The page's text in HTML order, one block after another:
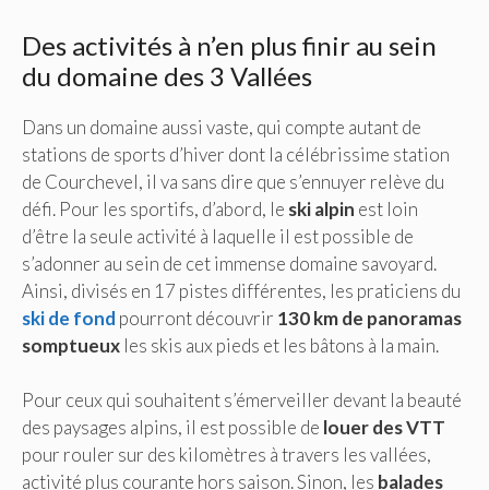
Des activités à n’en plus finir au sein
du domaine des 3 Vallées
Dans un domaine aussi vaste, qui compte autant de
stations de sports d’hiver dont la célébrissime station
de Courchevel, il va sans dire que s’ennuyer relève du
défi. Pour les sportifs, d’abord, le ski alpin est loin
d’être la seule activité à laquelle il est possible de
s’adonner au sein de cet immense domaine savoyard.
Ainsi, divisés en 17 pistes différentes, les praticiens du
ski de fond pourront découvrir 130 km de panoramas
somptueux les skis aux pieds et les bâtons à la main.
Pour ceux qui souhaitent s’émerveiller devant la beauté
des paysages alpins, il est possible de louer des VTT
pour rouler sur des kilomètres à travers les vallées,
activité plus courante hors saison. Sinon, les balades